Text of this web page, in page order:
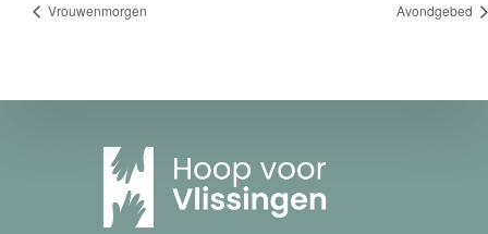
Vrouwenmorgen Avondgebed